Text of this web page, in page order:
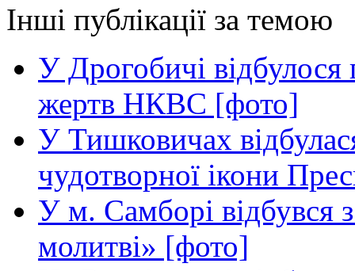
Інші публікації за темою
У Дрогобичі відбулося
жертв НКВС [фото]
У Тишковичах
чудотворної ікони
У м. Самборі відбувся
молитві» [фото]